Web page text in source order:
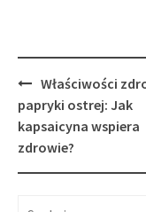
Post
navigation
Właściwości
papryki ostrej: Jak
kapsaicyna wspiera
zdrowie?